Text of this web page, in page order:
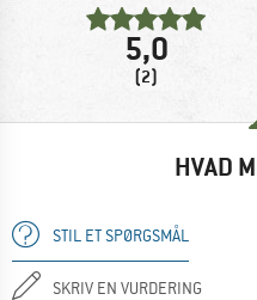
5,0
(2)
HVAD
STIL ET SPØRGSMÅL
SKRIV EN VURDERING